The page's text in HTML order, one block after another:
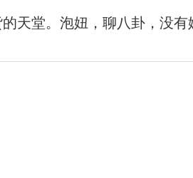
天堂。泡妞，聊八卦，没